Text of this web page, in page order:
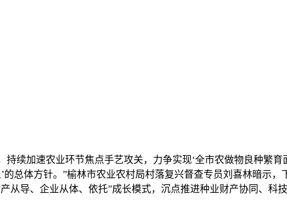
续加速农业环节焦点手艺攻关，力争实现‘全市农做物良种繁
的总体方针。”榆林市农业农村局村落复兴督查专员刘喜林暗示
从导、企业从体、依托”成长模式，沉点推进种业财产协同、科